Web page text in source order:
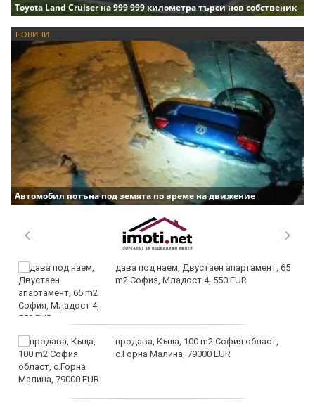
Toyota Land Cruiser на 999 999 километра търси нов собственик
НОВИНИ
Автомобил потъна под земята по време на движение
дава под наем, Двустаен апартамент, 65
m2 София, Младост 4, 550 EUR
продава, Къща, 100 m2 София област,
с.Горна Малина, 79000 EUR